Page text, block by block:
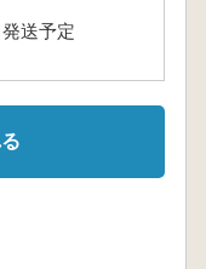
送予定